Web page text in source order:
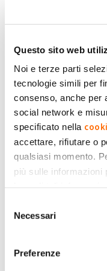
Questo sito web
Noi e terze parti
tecnologie simili per
consenso, anche per
social network e
specificato nella
accettare, rifiutare o
qualsiasi momento.
più sulle informazioni
le quali tali
delNecessari
Preferenze
Tutte le cose
versione
17 Febbraio 2022
Come fare
Fotovoltaico
Family
impianto
19 Novembre 2021